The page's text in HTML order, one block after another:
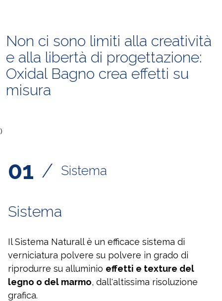
Non ci sono limiti alla creatività
e alla libertà di progettazione:
Oxidal Bagno crea effetti su
misura
)
01 / Sistema
Sistema
Il Sistema Naturall è un efficace sistema di
verniciatura polvere su polvere in grado di
riprodurre su alluminio effetti e texture del
legno o del marmo, dall'altissima risoluzione
grafica.